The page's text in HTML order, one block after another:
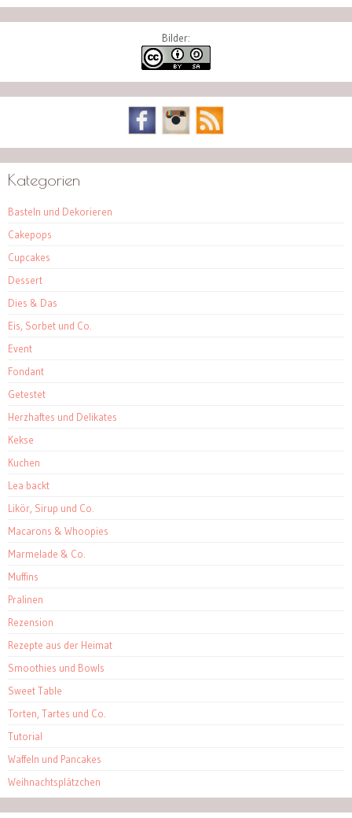
Bilder:
Kategorien
Basteln und Dekorieren
Cakepops
Cupcakes
Dessert
Dies & Das
Eis, Sorbet und Co.
Event
Fondant
Getestet
Herzhaftes und Delikates
Kekse
Kuchen
Lea backt
Likör, Sirup und Co.
Macarons & Whoopies
Marmelade & Co.
Muffins
Pralinen
Rezension
Rezepte aus der Heimat
Smoothies und Bowls
Sweet Table
Torten, Tartes und Co.
Tutorial
Waffeln und Pancakes
Weihnachtsplätzchen